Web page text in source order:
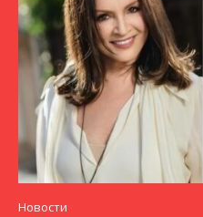
Новости